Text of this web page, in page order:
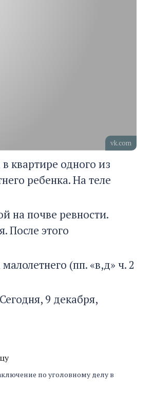
vk.com
квартире одного из
ребенка. На теле
на почве ревности.
После этого
(пп. «в,д» ч. 2
9 декабря,
по уголовному делу в